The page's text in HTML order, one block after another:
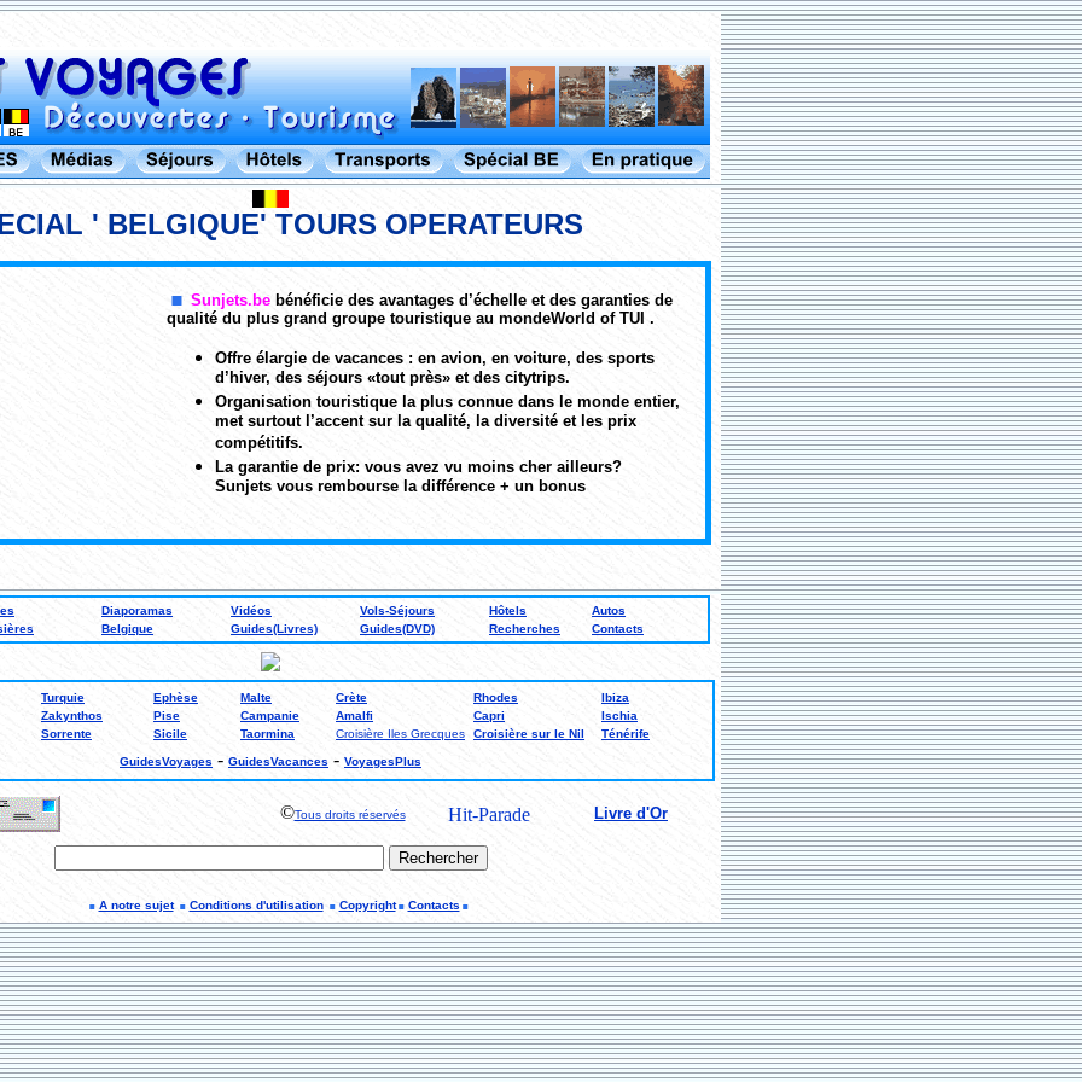
' BELGIQUE' TOURS OPERATEURS
Sunjets.be bénéficie des avantages d’échelle et des garanties de
qualité du plus grand groupe touristique au mondeWorld of TUI .
Offre élargie de vacances : en avion, en voiture, des sports
d’hiver, des séjours «tout près» et des citytrips.
Organisation touristique la plus connue dans le monde entier,
met surtout l’accent sur la qualité, la diversité et les prix
compétitifs.
La garantie de prix: vous avez vu moins cher ailleurs?
Sunjets vous rembourse la différence + un bonus
Diaporamas Vidéos Vols-Séjours Hôtels
Autos
Belgique Guides(Livres) Guides(DVD) Recherches Contacts
Turquie Ephèse Malte Crète Rhodes
Ibiza
Zakynthos
Pise Campanie Amalfi Capri
Ischia
Sorrente
Sicile Taormina Croisière Iles Grecques Croisière sur le Nil Ténérife
GuidesVoyages - GuidesVacances - VoyagesPlus
©Tous droits réservés Livre d'Or
A notre sujet Conditions d'utilisation Copyright Contacts